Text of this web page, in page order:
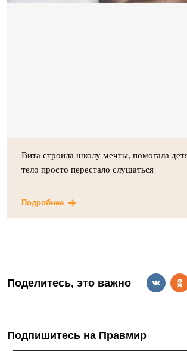
Вита строила школу мечты, помогала
тело просто перестало слушаться
Подробнее
Поделитесь, это важно
Подпишитесь на Правмир